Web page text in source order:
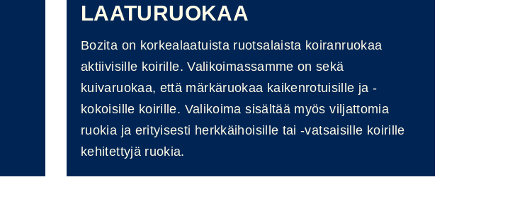
LAATURUOKAA
Bozita on korkealaatuista ruotsalaista koiranruokaa
aktiivisille koirille. Valikoimassamme on sekä
kuivaruokaa, että märkäruokaa kaikenrotuisille ja -
kokoisille koirille. Valikoima sisältää myös viljattomia
ruokia ja erityisesti herkkäihoisille tai -vatsaisille koirille
kehitettyjä ruokia.